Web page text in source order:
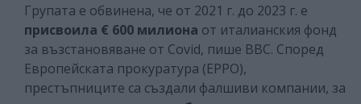
Групата е обвинена, че от 2021 г. до 2023 г. е
присвоила € 600 милиона от италианския фонд
за възстановяване от Covid, пише ВВС. Според
Европейската прокуратура (EPPO),
престъпниците са създали фалшиви компании, за